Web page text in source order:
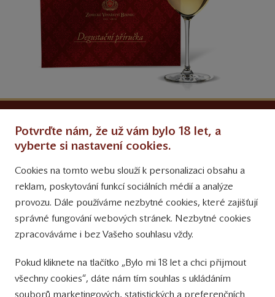
Obchodní podmínky
Přinášíme vám týdně
tipy na Facebooku
Sledujte nás
na Instagramu
Sledujte náš
YouTube kanál
Potvrďte nám, že už vám bylo 18 let, a
vyberte si nastavení cookies.
Cookies na tomto webu slouží k personalizaci obsahu a
reklam, poskytování funkcí sociálních médií a analýze
provozu. Dále používáme nezbytné cookies, které zajišťují
správné fungování webových stránek. Nezbytné cookies
zpracováváme i bez Vašeho souhlasu vždy.
Pokud kliknete na tlačítko „Bylo mi 18 let a chci přijmout
všechny cookies“, dáte nám tím souhlas s ukládáním
souborů marketingových, statistických a preferenčních